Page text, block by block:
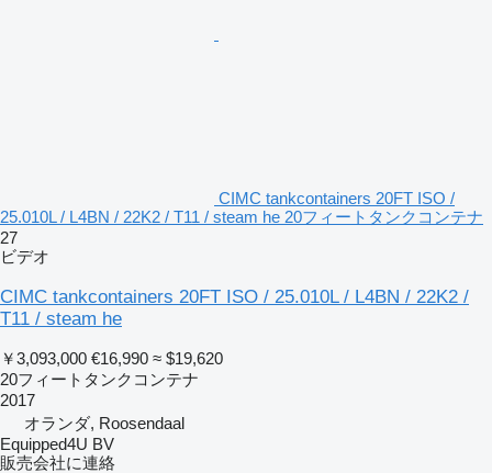
CIMC tankcontainers 20FT ISO /
25.010L / L4BN / 22K2 / T11 / steam he 20フィートタンクコンテナ
27
ビデオ
CIMC tankcontainers 20FT ISO / 25.010L / L4BN / 22K2 /
T11 / steam he
￥3,093,000 €16,990 ≈ $19,620
20フィートタンクコンテナ
2017
オランダ, Roosendaal
Equipped4U BV
販売会社に連絡